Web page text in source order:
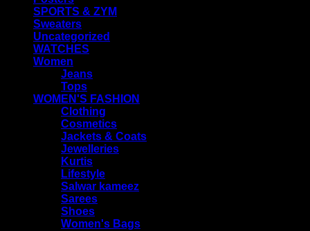
SPORTS & ZYM
Sweaters
Uncategorized
WATCHES
Women
Jeans
Tops
WOMEN'S FASHION
Clothing
Cosmetics
Jackets & Coats
Jewelleries
Kurtis
Lifestyle
Salwar kameez
Sarees
Shoes
Women's Bags